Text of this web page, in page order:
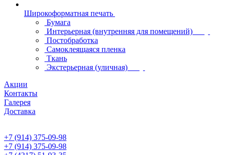
Широкоформатная печать
Бумага
Интерьерная (внутренняя для помещений)
Постобработка
Самоклеящаяся пленка
Ткань
Экстерьерная (уличная)
Акции
Контакты
Галерея
Доставка
+7 (914) 375-09-98
+7 (914) 375-09-98